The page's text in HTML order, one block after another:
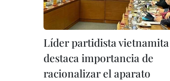
Líder partidista vietnamita
destaca importancia de
racionalizar el aparato